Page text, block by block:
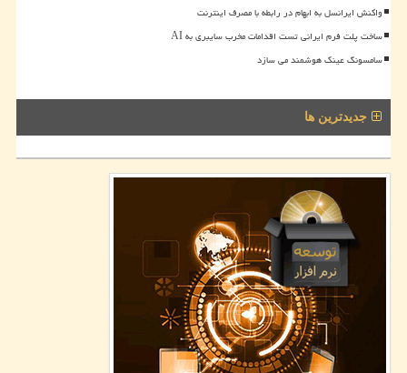
واکنش ایرانسل به ابهام در رابطه با مصرف اینترنت
ساخت پلت فرم ایرانی تست اقدامات مخرب سایبری به AI
سامسونگ عینک هوشمند می سازد
جدیدترین ها